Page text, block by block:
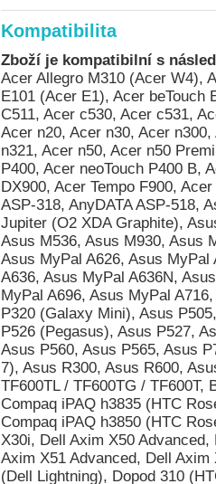
Kompatibilita
Zboží je kompatibilní s
Acer Allegro M310 (Acer W4), Acer beTouch E100 (Acer C1), Acer beTouch E101 (Acer E1), Acer beTouch E200 (Acer L1), Acer c500, Acer c510, Acer C511, Acer c530, Acer c531, Acer d100, Acer DX650, Acer e305, Acer e310, Acer n20, Acer n30, Acer n300, Acer n310, Acer n311, Acer n320, Acer n321, Acer n50, Acer n50 Premium, Acer neoTouch P300, Acer neoTouch P400, Acer neoTouch P400 B, Acer neoTouch S200 (Acer F1), Acer Tempo DX900, Acer Tempo F900, Acer Tempo M900, Acer Tempo X960, AnyDATA ASP-318, AnyDATA ASP-518, Asus Calf (Garmin-Asus nuvifone G60), Asus Jupiter (O2 XDA Graphite), Asus Lamborghini ZX1, Asus M530w (Aries), Asus M536, Asus M930, Asus Mars II (O2 XDA Zinc), Asus MyPal A620BT, Asus MyPal A626, Asus MyPal A632, Asus MyPal A632N, Asus MyPal A636, Asus MyPal A636N, Asus MyPal A639, Asus MyPal A686, Asus MyPal A696, Asus MyPal A716, Asus MyPal A730, Asus MyPal A730w, Asus P320 (Galaxy Mini), Asus P505, Asus P515 (zrušeno), Asus P525, Asus P526 (Pegasus), Asus P527, Asus P535, Asus P550 (Solaris), Asus P552w, Asus P560, Asus P565, Asus P735, Asus P750, Asus P835 (Asus Galaxy 7), Asus R300, Asus R600, Asus R700, Asus R700t, Asus Vivo Tab RT TF600TL / TF600TG / TF600T, BenQ E72, BenQ P50, BenQ Siemens P51, Compaq iPAQ h3835 (HTC Rosella), Compaq iPAQ h3845 (HTC Rosella), Compaq iPAQ h3850 (HTC Rosella), Dell Axim X30 Advanced, Dell Axim X30i, Dell Axim X50 Advanced, Dell Axim X50 Basic, Dell Axim X50v, Dell Axim X51 Advanced, Dell Axim X51 Basic, Dell Axim X51v, Dell Venue Pro (Dell Lightning), Dopod 310 (HTC Oxygen), Dopod 535 (HTC Voyager, Qtek 8060/8080, i-mate SP2, O2 Xphone), Dopod 565 (HTC Typhoon, Qtek 8010, i-mate SP3), Dopod 566 (HTC Hurricane/Robbie, Qtek 8200, SDA II, SPV C550), Dopod 575 (HTC Feeler, Qtek 8020, i-mate SP3i, O2 Xphone II), Dopod 577W (HTC Tornado Noble, i-mate SP5, O2 XDA Orion/IQ), Dopod 585 (HTC Amadeus, O2 Xphone IIm, T-Mobile SDA Music), Dopod 586 (HTC Hurricane/Robbie, Qtek 8200, SDA II, SPV C550), Dopod 586W (HTC Tornado Tempo, Qtek 8300, i-mate SP5m, T-Mobile SDA US), Dopod 595 (HTC Breeze 160, i-mate SP JAS), Dopod 696 (HTC Himalaya, i-mate Pocket PC Phone Edition, Qtek 2020/2060, O2 XDA II, T-Mobile MDA II, Orang, Dopod 696i (HTC Himalaya, i-mate Pocket PC Phone Edition, Qtek 2020/2060, O2 XDA II, T-Mobile MDA II, Oran, Dopod 699 (HTC Alpine, Qtek 2020i, i-mate PDA2 Pocket PC, O2 XDA IIi), Dopod 700 (HTC Blue Angel, T-Mobile MDA III, Qtek 9090, i-mate PDA2k, O2 XDA III, XDA IIs), Dopod 710/StrTrk S300 (HTC StarTrek 160, Qtek 8500), Dopod 818 (HTC Magician, Qtek S100/S110, O2 XDA II mini/mini Black, MDA Compact, i-mate New JAM/JAM Limit, Dopod 818 Pro (HTC Prophet, i-mate JAMin, Qtek S200, O2 XDA Neo), Dopod 828+ (HTC Magician Refresh), Dopod 830 (HTC Prophet, Qtek S200, i-mate JAMin, O2 XDA Neo), Dopod 838 (HTC Wizard 110, Qtek A9100), Dopod 838 Pro (HTC Hermes 100, O2 XDA Trion), Dopod 900 (HTC Universal, Qtek 9000, MDA Pro, XDA Exec, i-mate JASJAR), Dopod C500 (HTC Vox), Dopod C720W (HTC Excalibur 100, XDA Cosmo), Dopod C730 (HTC Cavalier), Dopod C800 (HTC Herald 100, O2 XDA Terra), Dopod C858 (HTC Herald 100, O2 XDA Terra), Dopod CHT 9000 (HTC Hermes 200), Dopod CHT 9100 (HTC Trinity 100), Dopod CHT 9110 (HTC Trinity 100), Dopod D600 (HTC Gene 100/P3400), Dopod D802 (HTC Love), Dopod D810 (HTC Trinity 100, Dopod CHT 9100, Qtek P3600), Dopod D818c (HTC Wave), Dopod E616 (HTC Panda), Dopod M700 (HTC Love), Dopod P100 (HTC Galaxy 100, Qtek G100, i-mate PDA-N), Dopod P800 (HTC Artemis 110), Dopod P800W (HTC Artemis 100, Qtek G200, MDA Compact III, Orange SPV M650), Dopod P860 (HTC Touch Cruise/Polaris 100), Dopod S1 (HTC Elfin 100), Dopod S1 - Enhanced Version (HTC Elfin 100), Dopod T5399 (HTC Twin 10000), Dopod T5588 (HTC HengShan), Dopod T8388 (HTC Qilin), Dopod Touch Cruise T4288 (HTC Iolite), Dopod Touch Diamond 2 (HTC Topaz), Dopod Touch T3238 (HTC Jade 100/Touch 3G), Dopod Touch Viva T2222 (HTC Opal 100), Dopod U1000 (HTC Advantage/Athena 100, T-Mobile MDA Ameo), E-TEN Glofiish DX900, E-TEN Glofiish M700, E-TEN Glofiish M750, E-TEN Glofiish M800, E-TEN Glofiish M810, E-TEN Glofiish